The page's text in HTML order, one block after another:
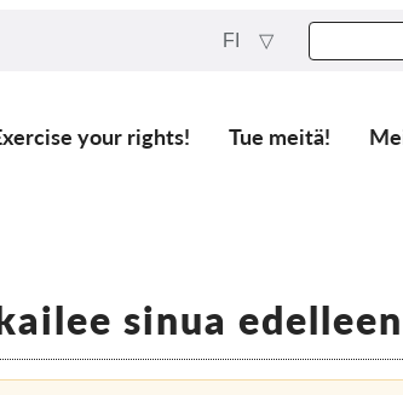
FI
your rights! Tue meitä!
sinua